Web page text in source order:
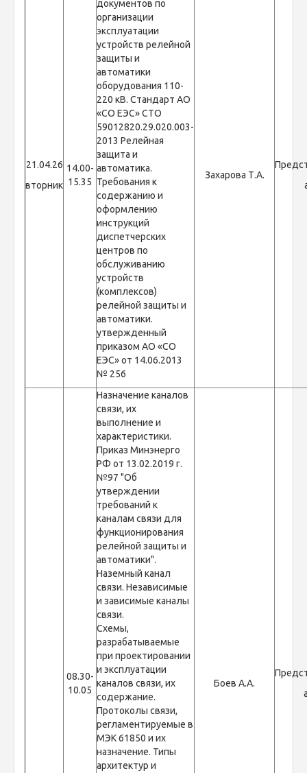
21.04.26
вторник
14.00-
15.35
документов по
организации
эксплуатации
устройств релейной
защиты и
автоматики
оборудования 110-
220 кВ. Стандарт АО
«СО ЕЭС» СТО
59012820.29.020.003-
2013 Релейная
защита и
автоматика.
Требования к
содержанию и
оформлению
инструкций
диспетчерских
центров по
обслуживанию
устройств
(комплексов)
релейной защиты и
автоматики.
утвержденный
приказом АО «СО
ЕЭС» от 14.06.2013
№ 256
Захарова Т.А.
08.30-
10.05
Назначение каналов
связи, их
выполнение и
характеристики.
Приказ Минэнерго
РФ от 13.02.2019 г.
№97 "Об
утверждении
требований к
каналам связи для
функционирования
релейной защиты и
автоматики".
Наземный канал
связи. Независимые
и зависимые каналы
связи.
Схемы,
разрабатываемые
при проектировании
и эксплуатации
каналов связи, их
содержание.
Протоколы связи,
регламентируемые в
МЭК 61850 и их
назначение. Типы
архитектур и
Боев А.А.